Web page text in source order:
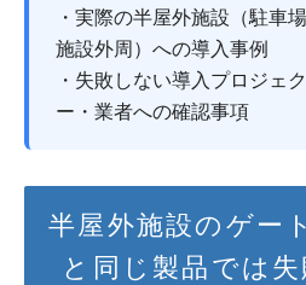
・実際の半屋外施設（駐車
施設外周）への導入事例
・失敗しない導入プロジェ
ー・業者への確認事項
半屋外施設のゲー
と同じ製品では